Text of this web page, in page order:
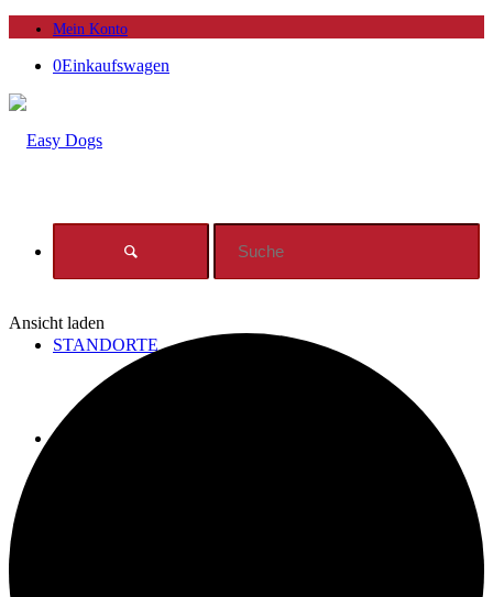
Mein Konto
0Einkaufswagen
STANDORTE
SHOP
Ansicht laden